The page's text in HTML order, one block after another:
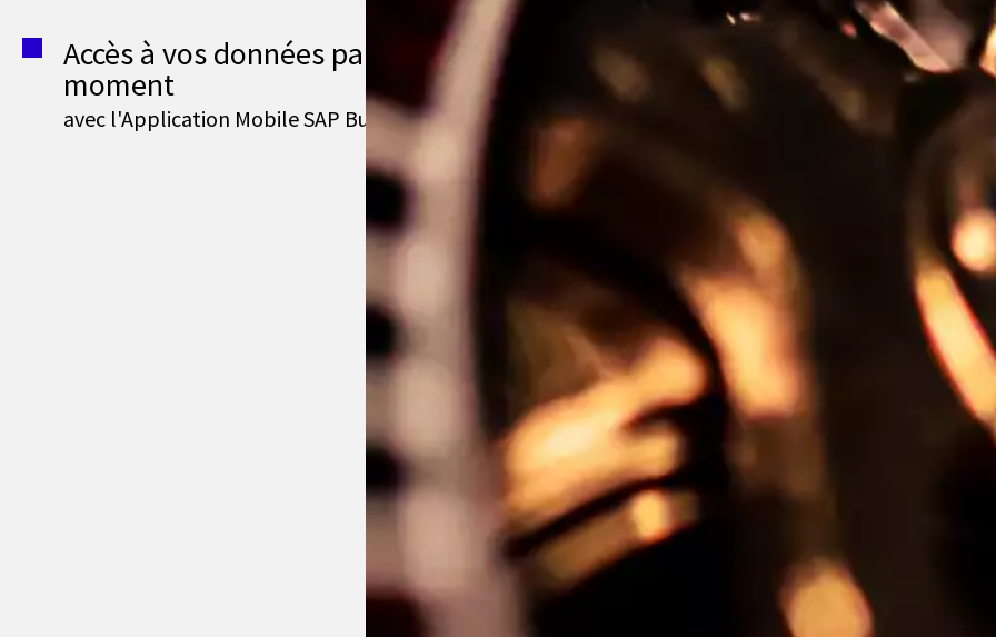
Accès à vos données partout et à tout
moment
avec l'Application Mobile SAP Business One